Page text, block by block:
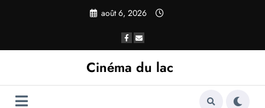
août 6, 2026
Cinéma du lac